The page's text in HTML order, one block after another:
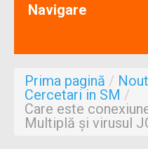
Aproape de mine
Despre noi
Formulare
Navigare
Prima pagină /
Cercetari in SM /
Care este
Multiplă și virusul